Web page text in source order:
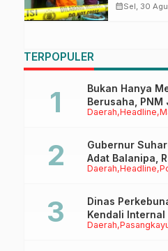
calendar_monthSel, 30
TERPOPULER
Daerah Headline
Bukan Hanya
Berusaha,
Anaknya Untuk
Daerah Headline
Gubernur
Adat Balanipa,
Tappidena
Daerah
Dinas
Kendali Internal
Sertifikasi ISPO